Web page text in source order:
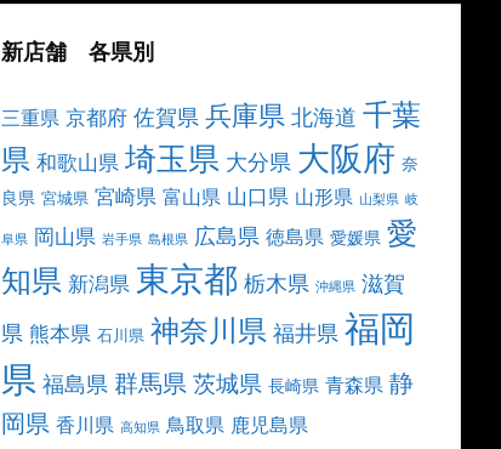
新店舗 各県別
三重県 京都府 佐賀県 兵庫県 北海道 千葉
県 和歌山県 埼玉県 大分県 大阪府 奈
良県 宮城県 宮崎県 富山県 山口県 山形県 山梨県 岐
阜県 岡山県 岩手県 島根県 広島県 徳島県 愛媛県 愛
知県 新潟県 東京都 栃木県 沖縄県 滋賀
県 熊本県 石川県 神奈川県 福井県 福岡
県 福島県 群馬県茨城県 長崎県 青森県 静
岡県 香川県 高知県 鳥取県 鹿児島県